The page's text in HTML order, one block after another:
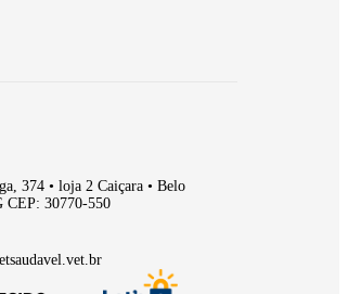
374 • loja 2 Caiçara • Belo
CEP: 30770-550